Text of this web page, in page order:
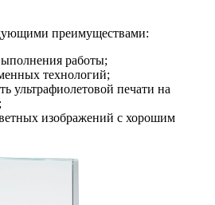
преимуществами:
работы;
технологий;
ультрафиолетовой печати на
изображений с хорошим